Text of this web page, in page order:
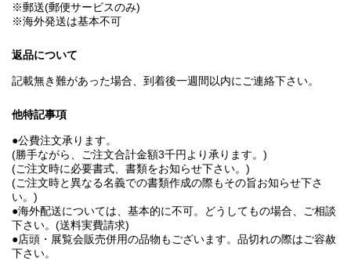
※郵送(郵便サービスのみ)
※海外発送は基本不可
返品について
記載無き難があった場合、到着後一週間以内にご連絡下さい。
他特記事項
●公費注文承ります。
(勝手ながら、ご注文合計金額3千円より承ります。)
(ご注文時に必要書式、書類をお知らせ下さい。)
(ご注文時と異なる名義での書類作成の際もその旨お知らせ下さ
い。)
●海外配送については、基本的に不可。どうしてもの場合、ご相談
下さい。(送料実費請求)
●店頭・展覧会販売併用の品物もございます。品切れの際はご容赦
下さい。